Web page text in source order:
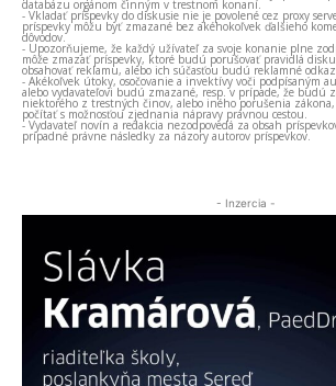
databázu orgánom činným v trestnom konaní.
- Vkladať príspevky do diskusie nie je povolené cez proxy
príspevky môžu byť zmazané bez akéhokoľvek ďalšieho
dôvodov.
- Upozorňujeme, že každý užívateľ za svoje konanie plne
môže zmazať príspevky, ktoré budú porušovať pravidlá
obsahovať reklamu, alebo ich súčasťou budú reklamné
- Akékoľvek útoky, osočovanie a invektívy voči podpísaným
alebo vydavateľovi budú zmazané, resp. v prípade, že budú
niektorého z trestných činov, alebo iného porušenia
počítať s možnosťou zjednania nápravy právnou cestou.
- Vydavateľ novín a redakcia nezodpovedá za obsah
prípadné právne následky za názory autorov príspevkov.
- Inzercia -